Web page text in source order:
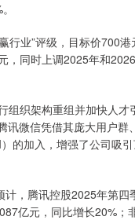
行业”评级，目标价700
，同时上调2025年和
组织架构重组并加快人
微信凭借其庞大用户
的加入，增强了公司吸
，腾讯控股2025年第
亿元，同比增长20%